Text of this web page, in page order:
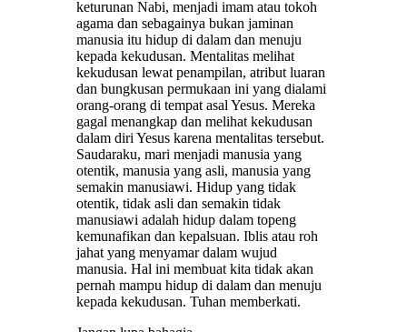
keturunan Nabi, menjadi imam atau tokoh
agama dan sebagainya bukan jaminan
manusia itu hidup di dalam dan menuju
kepada kekudusan. Mentalitas melihat
kekudusan lewat penampilan, atribut luaran
dan bungkusan permukaan ini yang dialami
orang-orang di tempat asal Yesus. Mereka
gagal menangkap dan melihat kekudusan
dalam diri Yesus karena mentalitas tersebut.
Saudaraku, mari menjadi manusia yang
otentik, manusia yang asli, manusia yang
semakin manusiawi. Hidup yang tidak
otentik, tidak asli dan semakin tidak
manusiawi adalah hidup dalam topeng
kemunafikan dan kepalsuan. Iblis atau roh
jahat yang menyamar dalam wujud
manusia. Hal ini membuat kita tidak akan
pernah mampu hidup di dalam dan menuju
kepada kekudusan. Tuhan memberkati.